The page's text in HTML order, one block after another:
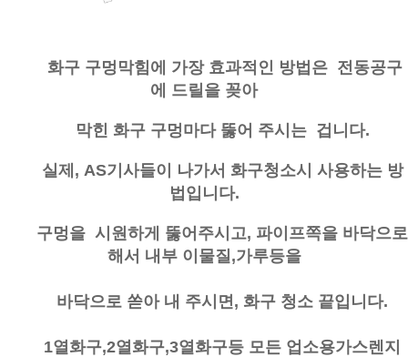
화구 구멍막힘에 가장 효과적인 방법은 전동공구
에 드릴을 꽂아
막힌 화구 구멍마다 뚫어 주시는 겁니다.
실제, AS기사들이 나가서 화구청소시 사용하는 방
법입니다.
구멍을 시원하게 뚫어주시고, 파이프쪽을 바닥으로
해서 내부 이물질,가루등을
바닥으로 쏟아 내 주시면, 화구 청소 끝입니다.
1열화구,2열화구,3열화구등 모든 업소용가스렌지